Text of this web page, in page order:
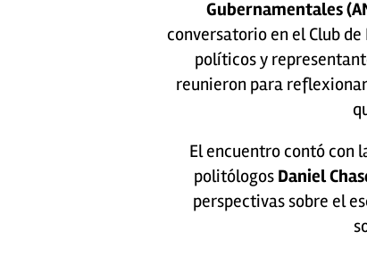
Gubernamentales
conversatorio en el Club
políticos y
reunieron para
El encuentro contó con
politólogos Daniel
perspectivas sobre el